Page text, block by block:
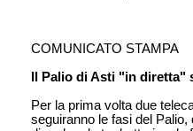
COMUNICATO STAMPA
Il Palio di Asti "in diretta"
Per la prima volta due
seguiranno le fasi del